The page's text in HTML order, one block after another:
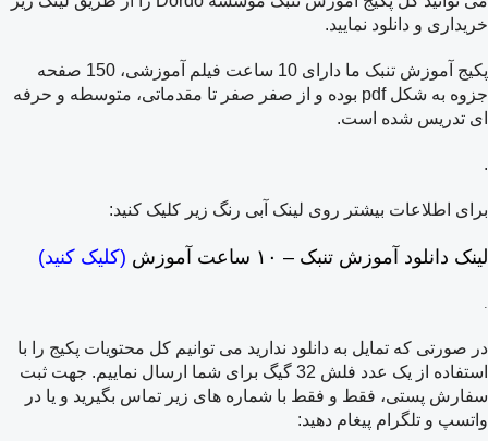
خریداری و دانلود نمایید.
پکیج آموزش تنبک ما دارای 10 ساعت فیلم آموزشی، 150 صفحه
جزوه به شکل pdf بوده و از صفر صفر تا مقدماتی، متوسطه و حرفه
ای تدریس شده است.
.
برای اطلاعات بیشتر روی لینک آبی رنگ زیر کلیک کنید:
لینک دانلود آموزش تنبک – ۱۰ ساعت آموزش (کلیک کنید)
در صورتی که تمایل به دانلود ندارید می توانیم کل محتویات پکیج را با
استفاده از یک عدد فلش 32 گیگ برای شما ارسال نماییم. جهت ثبت
سفارش پستی، فقط و فقط با شماره های زیر تماس بگیرید و یا در
واتسپ و تلگرام پیغام دهید: